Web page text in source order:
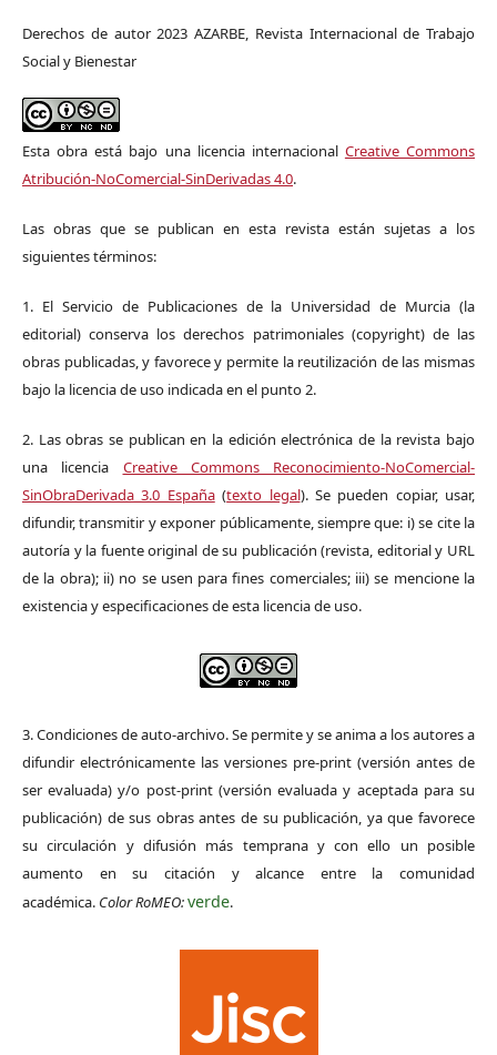
Derechos de autor 2023 AZARBE, Revista Internacional de Trabajo
Social y Bienestar
Esta obra está bajo una licencia internacional Creative Commons
Atribución-NoComercial-SinDerivadas 4.0.
Las obras que se publican en esta revista están sujetas a los
siguientes términos:
1. El Servicio de Publicaciones de la Universidad de Murcia (la
editorial) conserva los derechos patrimoniales (copyright) de las
obras publicadas, y favorece y permite la reutilización de las mismas
bajo la licencia de uso indicada en el punto 2.
2. Las obras se publican en la edición electrónica de la revista bajo
una licencia Creative Commons Reconocimiento-NoComercial-
SinObraDerivada 3.0 España(texto legal). Se pueden copiar, usar,
difundir, transmitir y exponer públicamente, siempre que: i) se cite la
autoría y la fuente original de su publicación (revista, editorial y URL
de la obra); ii) no se usen para fines comerciales; iii) se mencione la
existencia y especificaciones de esta licencia de uso.
3. Condiciones de auto-archivo. Se permite y se anima a los autores a
difundir electrónicamente las versiones pre-print (versión antes de
ser evaluada) y/o post-print (versión evaluada y aceptada para su
publicación) de sus obras antes de su publicación, ya que favorece
su circulación y difusión más temprana y con ello un posible
aumento en su citación y alcance entre la comunidad
académica. Color RoMEO:verde.